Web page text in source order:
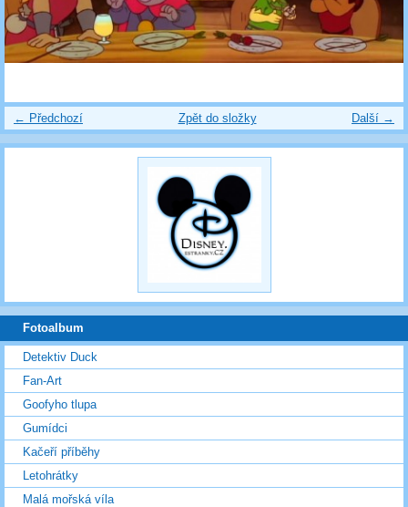
← Předchozí Další →
Zpět do složky
Fotoalbum
Detektiv Duck
Fan-Art
Goofyho tlupa
Gumídci
Kačeří příběhy
Letohrátky
Malá mořská víla